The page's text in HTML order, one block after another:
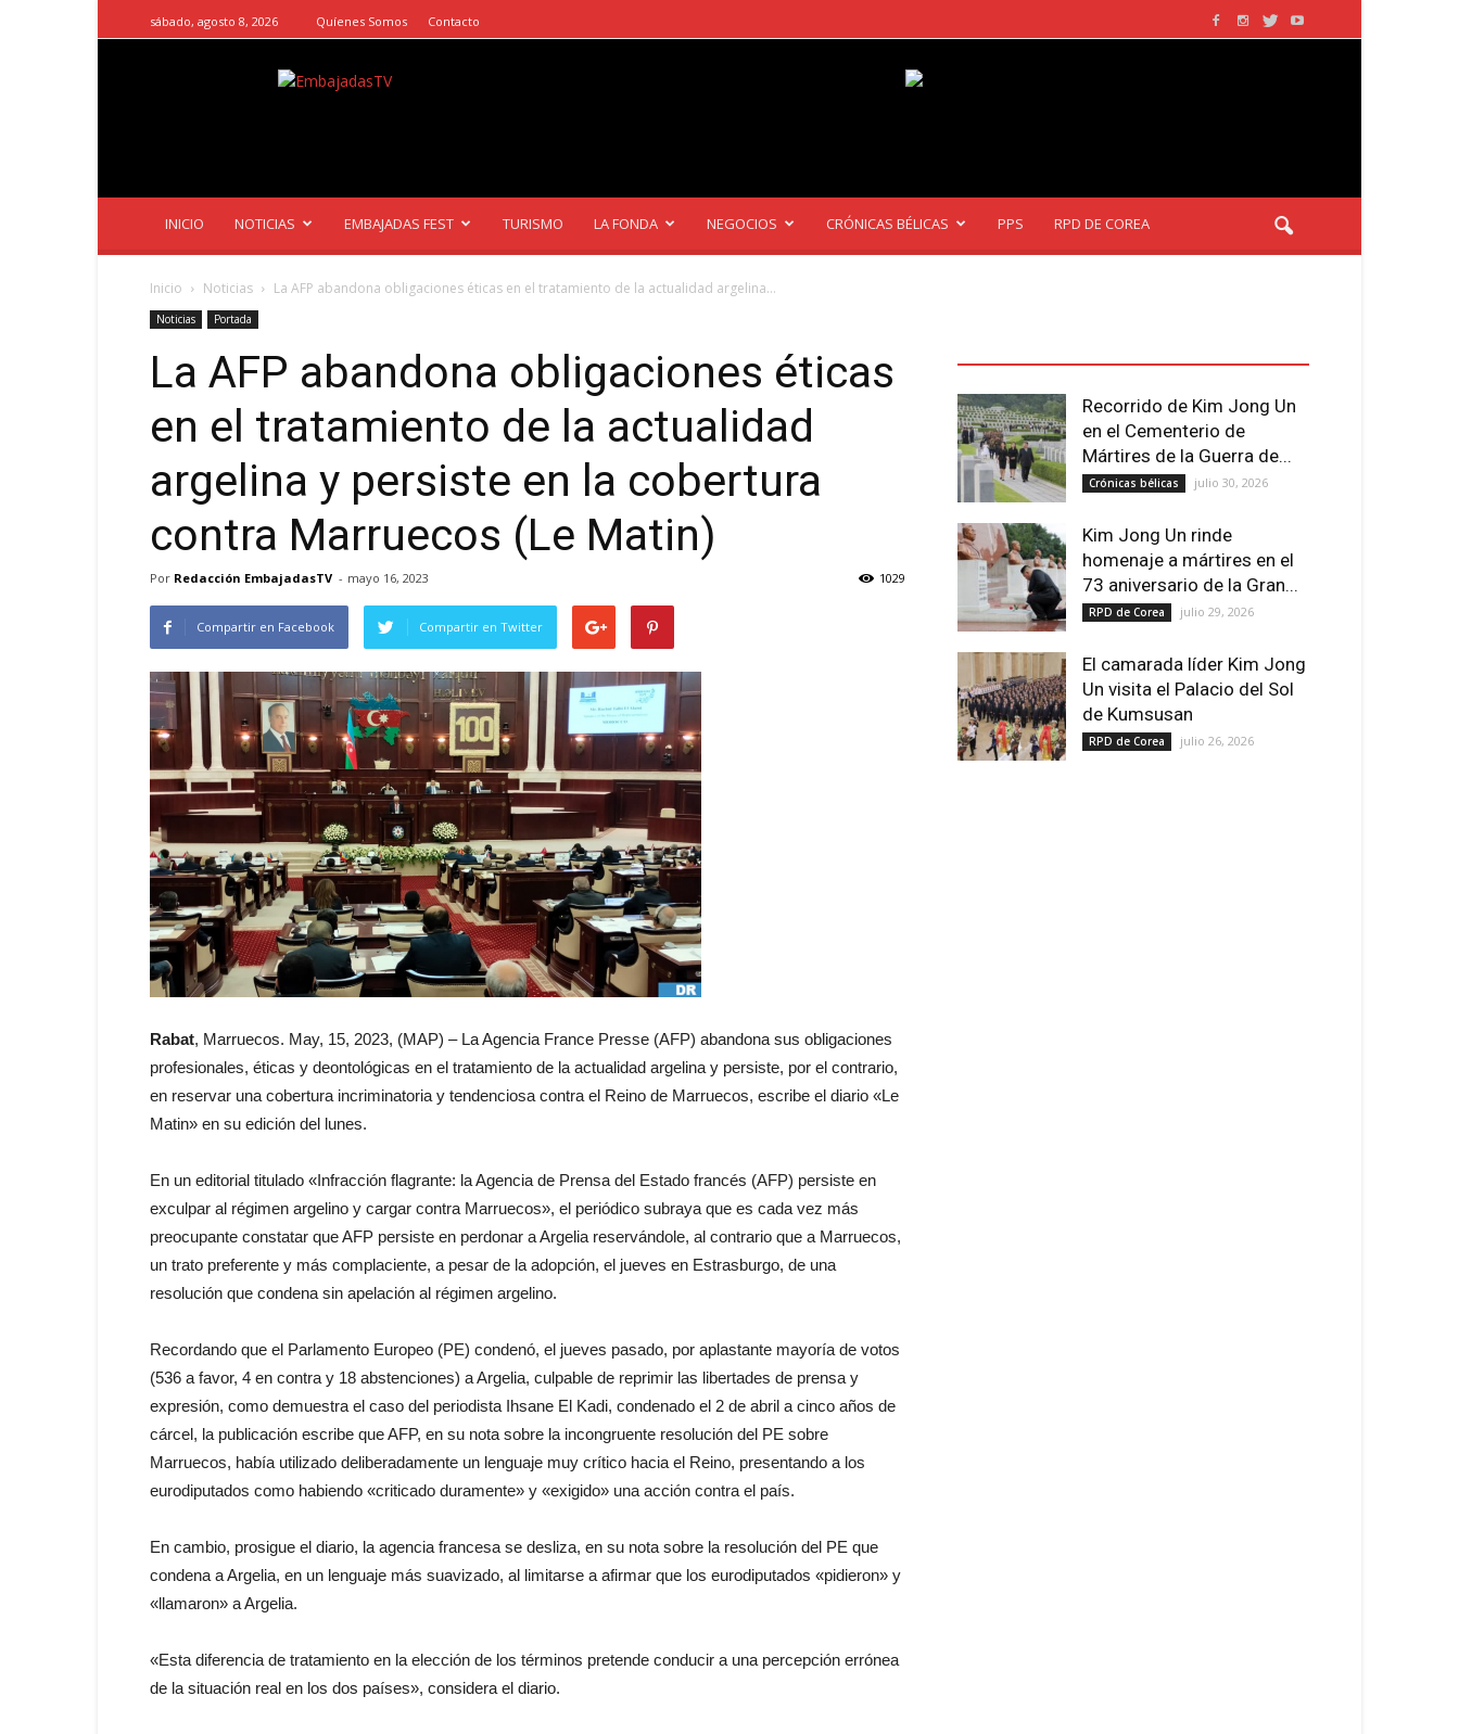
sábado, agosto 8, 2026 Quíenes Somos Contacto
EmbajadasTV
INICIO NOTICIAS EMBAJADAS FEST TURISMO LA FONDA NEGOCIOS CRÓNICAS BÉLICAS PPS RPD DE COREA
Inicio Noticias La AFP abandona obligaciones éticas en el tratamiento de la actualidad argelina...
Noticias Portada
La AFP abandona obligaciones éticas
en el tratamiento de la actualidad
argelina y persiste en la cobertura
contra Marruecos (Le Matin)
Por Redacción EmbajadasTV - mayo 16, 2023 1029
Compartir en Facebook Compartir en Twitter
Rabat, Marruecos. May, 15, 2023, (MAP) – La Agencia France Presse (AFP) abandona sus obligaciones
profesionales, éticas y deontológicas en el tratamiento de la actualidad argelina y persiste, por el contrario,
en reservar una cobertura incriminatoria y tendenciosa contra el Reino de Marruecos, escribe el diario «Le
Matin» en su edición del lunes.
En un editorial titulado «Infracción flagrante: la Agencia de Prensa del Estado francés (AFP) persiste en
exculpar al régimen argelino y cargar contra Marruecos», el periódico subraya que es cada vez más
preocupante constatar que AFP persiste en perdonar a Argelia reservándole, al contrario que a Marruecos,
un trato preferente y más complaciente, a pesar de la adopción, el jueves en Estrasburgo, de una
resolución que condena sin apelación al régimen argelino.
Recordando que el Parlamento Europeo (PE) condenó, el jueves pasado, por aplastante mayoría de votos
(536 a favor, 4 en contra y 18 abstenciones) a Argelia, culpable de reprimir las libertades de prensa y
expresión, como demuestra el caso del periodista Ihsane El Kadi, condenado el 2 de abril a cinco años de
cárcel, la publicación escribe que AFP, en su nota sobre la incongruente resolución del PE sobre
Marruecos, había utilizado deliberadamente un lenguaje muy crítico hacia el Reino, presentando a los
eurodiputados como habiendo «criticado duramente» y «exigido» una acción contra el país.
En cambio, prosigue el diario, la agencia francesa se desliza, en su nota sobre la resolución del PE que
condena a Argelia, en un lenguaje más suavizado, al limitarse a afirmar que los eurodiputados «pidieron» y
«llamaron» a Argelia.
«Esta diferencia de tratamiento en la elección de los términos pretende conducir a una percepción errónea
de la situación real en los dos países», considera el diario.
Recorrido de Kim Jong Un
en el Cementerio de
Mártires de la Guerra de...
Crónicas bélicas julio 30, 2026
Kim Jong Un rinde
homenaje a mártires en el
73 aniversario de la Gran...
RPD de Corea julio 29, 2026
El camarada líder Kim Jong
Un visita el Palacio del Sol
de Kumsusan
RPD de Corea julio 26, 2026